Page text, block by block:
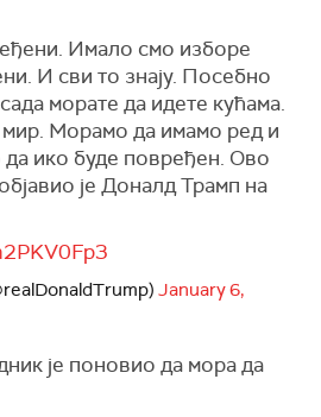
Имало смо изборе
И сви то знају. Посебно
морате да идете кућама.
Морамо да имамо ред и
ико буде повређен. Ово
је Доналд Трамп на
January 6,
је поновио да мора да